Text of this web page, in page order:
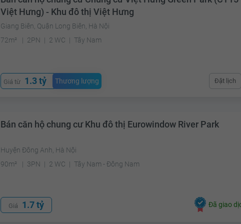
Việt Hưng) - Khu đô thị Việt Hưng
Giang Biên, Quận Long Biên, Hà Nội
72m²
2PN 2 WC Tây Nam
Giá từ 1.3 tỷ Thương lượng Đặt lịch
Bán căn hộ chung cư Khu đô thị Eurowindow River Park
Huyện Đông Anh, Hà Nội
90m²
3PN 2 WC Tây Nam - Đông Nam
Giá 1.7 tỷ Đã giao